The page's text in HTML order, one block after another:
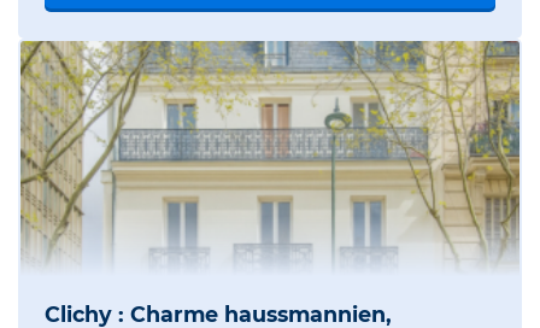
Clichy : Charme haussmannien,